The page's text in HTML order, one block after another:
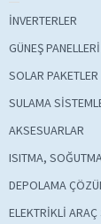
İNVERTERLER
GÜNEŞ PANELLERİ
SOLAR PAKETLER
SULAMA
AKSESUARLAR
ISITMA,
DEPOLAMA
ELEKTRİKLİ